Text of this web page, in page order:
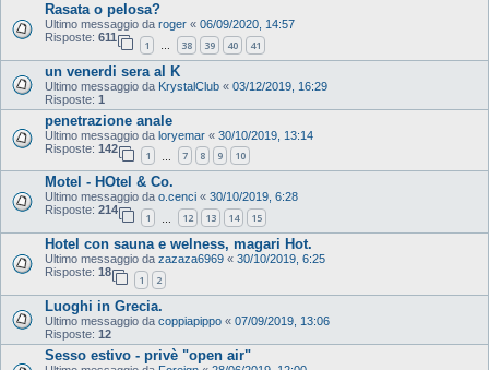
Rasata o pelosa?
Ultimo messaggio da roger « 06/09/2020, 14:57
Risposte: 611
1 … 38 39 40 41
un venerdi sera al K
Ultimo messaggio da KrystalClub « 03/12/2019, 16:29
Risposte: 1
penetrazione anale
Ultimo messaggio da loryemar « 30/10/2019, 13:14
Risposte: 142
1 7 8 9 10
Motel - HOtel & Co.
Ultimo messaggio da o.cenci « 30/10/2019, 6:28
Risposte: 214
1 12 13 14 15
Hotel con sauna e welness, magari Hot.
Ultimo messaggio da zazaza6969 « 30/10/2019, 6:25
Risposte: 18
1 2
Luoghi in Grecia.
Ultimo messaggio da coppiapippo « 07/09/2019, 13:06
Risposte: 12
Sesso estivo - privè "open air"